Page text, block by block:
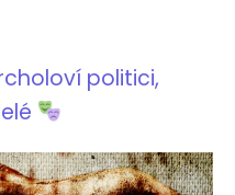
politici,